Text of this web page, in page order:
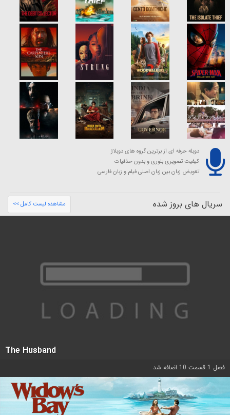
دوبله حرفه ای از برترین گروه های دوبلاژ
کیفیت تصویری بلوری و بدون حذفیات
تعویض زبان بین زبان اصلی فیلم و زبان فارسی
سریال های بروز شده مشاهده لیست کامل >>
The Husband
فصل 1 قسمت 10 اضافه شد